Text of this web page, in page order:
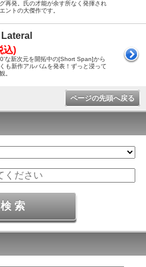
再発。氏の才能が余す所なく発揮され
ントの大傑作です。
込)
な新次元を開拓中の[Short Span]から
も新作アルバムを発表！ずっと浸って
。
ページの先頭へ戻る